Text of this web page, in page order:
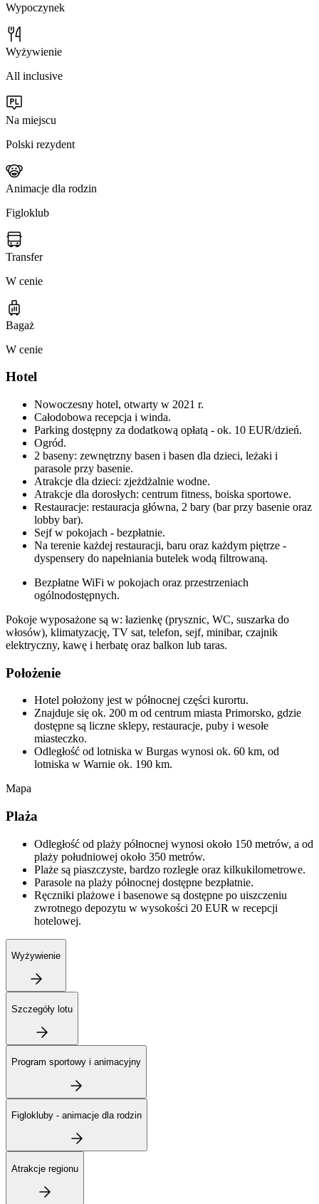
Wypoczynek
Wyżywienie
All inclusive
Na miejscu
Polski rezydent
Animacje dla rodzin
Figloklub
Transfer
W cenie
Bagaż
W cenie
Hotel
Nowoczesny hotel, otwarty w 2021 r.
Całodobowa recepcja i winda.
Parking dostępny za dodatkową opłatą - ok. 10 EUR/dzień.
Ogród.
2 baseny: zewnętrzny basen i basen dla dzieci, leżaki i
parasole przy basenie.
Atrakcje dla dzieci: zjeżdżalnie wodne.
Atrakcje dla dorosłych: centrum fitness, boiska sportowe.
Restauracje: restauracja główna, 2 bary (bar przy basenie oraz
lobby bar).
Sejf w pokojach - bezpłatnie.
Na terenie każdej restauracji, baru oraz każdym piętrze -
dyspensery do napełniania butelek wodą filtrowaną.
Bezpłatne WiFi w pokojach oraz przestrzeniach
ogólnodostępnych.
Pokoje wyposażone są w: łazienkę (prysznic, WC, suszarka do
włosów), klimatyzację, TV sat, telefon, sejf, minibar, czajnik
elektryczny, kawę i herbatę oraz balkon lub taras.
Położenie
Hotel położony jest w północnej części kurortu.
Znajduje się ok. 200 m od centrum miasta Primorsko, gdzie
dostępne są liczne sklepy, restauracje, puby i wesołe
miasteczko.
Odległość od lotniska w Burgas wynosi ok. 60 km, od
lotniska w Warnie ok. 190 km.
Mapa
Plaża
Odległość od plaży północnej wynosi około 150 metrów, a od
plaży południowej około 350 metrów.
Plaże są piaszczyste, bardzo rozległe oraz kilkukilometrowe.
Parasole na plaży północnej dostępne bezpłatnie.
Ręczniki plażowe i basenowe są dostępne po uiszczeniu
zwrotnego depozytu w wysokości 20 EUR w recepcji
hotelowej.
Wyżywienie
Szczegóły lotu
Program sportowy i animacyjny
Figlokluby - animacje dla rodzin
Atrakcje regionu